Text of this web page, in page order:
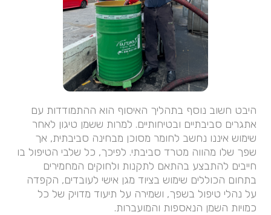
היבט חשוב נוסף בתהליך האיסוף הוא ההתמודדות עם
אתגרים סביבתיים ובטיחותיים. למרות ששמן טיגון לאחר
שימוש איננו נחשב לחומר מסוכן מבחינה סביבתית, אך
שפך שלו מהווה מטרד סביבתי. לפיכך, כל שלבי הטיפול בו
חייבים להתבצע בהתאם לתקנות ולחוקים המחמירים
בתחום הכוללים שימוש בציוד מגן אישי לעובדים, הקפדה
על נהלי טיפול בשפך, ושמירה על תיעוד מדויק של כל
כמויות השמן הנאספות והמועברות.